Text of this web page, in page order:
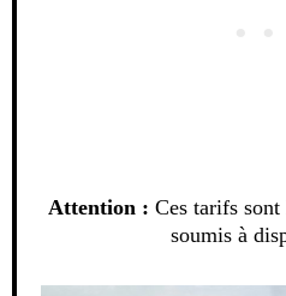
Attention : Ces tarifs
soumis à